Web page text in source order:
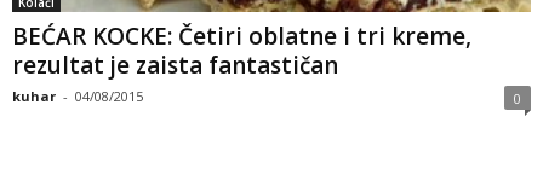
BEĆAR KOCKE: Četiri oblatne i tri kreme,
rezultat je zaista fantastičan
kuhar - 04/08/2015 0